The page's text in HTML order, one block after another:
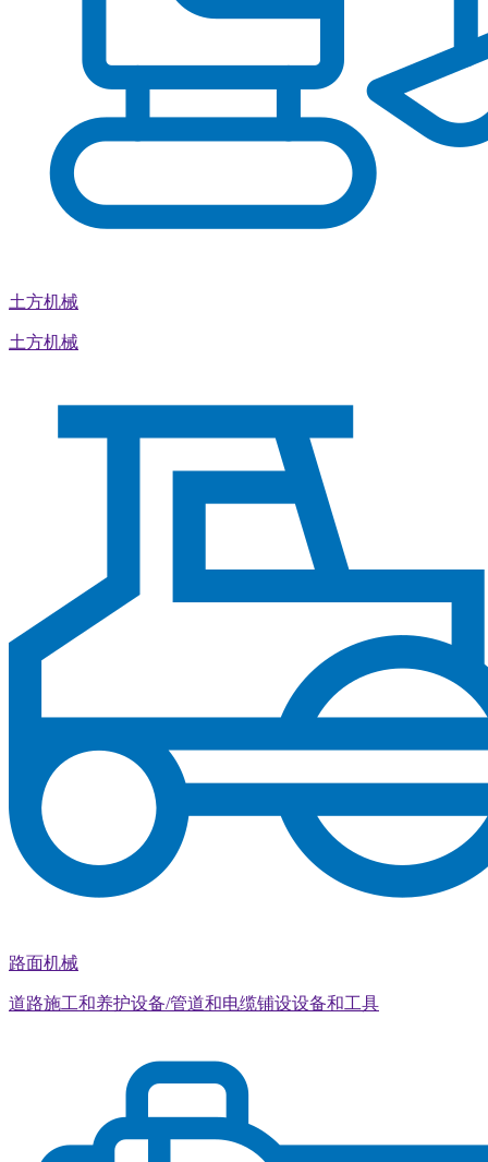
土方机械
土方机械
路面机械
道路施工和养护设备/管道和电缆铺设设备和工具